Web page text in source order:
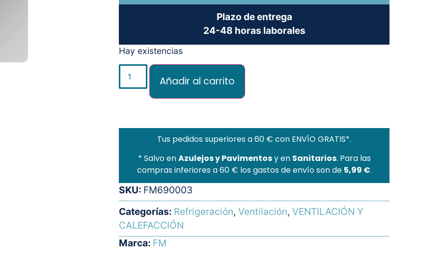
Plazo de entrega
24-48 horas laborales
Hay existencias
Añadir al carrito
Tus pedidos superiores a 60 € con ENVÍO GRATIS*.
* Salvo enAzulejos y Pavimentosy en Sanitarios. Para las
compras inferiores a 60 € los gastos de envío son de 5,99 €.
SKU: FM690003
Categorías: Refrigeración, Ventilación, VENTILACIÓN Y
CALEFACCIÓN
Marca: FM